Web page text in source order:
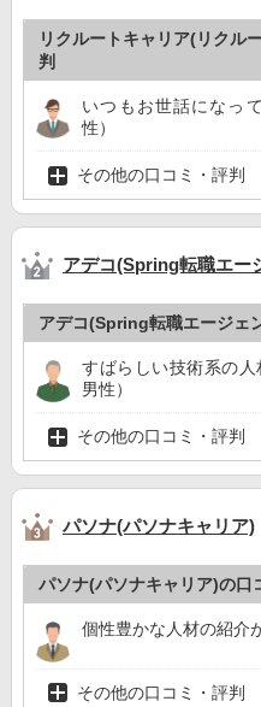
リクルートキャリア(リクル
判
いつもお世話になっ
性）
その他の口コミ・評判
アデコ(Spring転職エー
アデコ(Spring転職エージェ
すばらしい技術系の
男性）
その他の口コミ・評判
パソナ(パソナキャリア)
パソナ(パソナキャリア)の口
個性豊かな人材の紹介
その他の口コミ・評判